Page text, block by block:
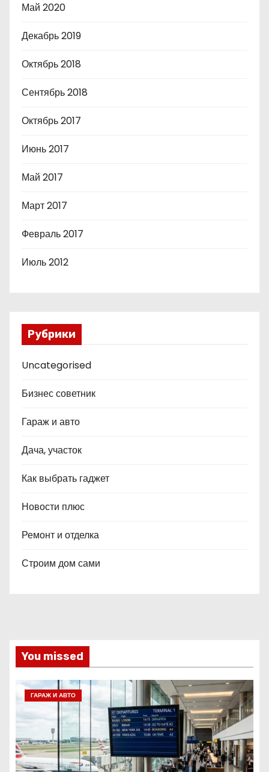
Май 2020
Декабрь 2019
Октябрь 2018
Сентябрь 2018
Октябрь 2017
Июнь 2017
Май 2017
Март 2017
Февраль 2017
Июль 2012
Рубрики
Uncategorised
Бизнес советник
Гараж и авто
Дача, участок
Как выбрать гаджет
Новости плюс
Ремонт и отделка
Строим дом сами
You missed
ГАРАЖ И АВТО